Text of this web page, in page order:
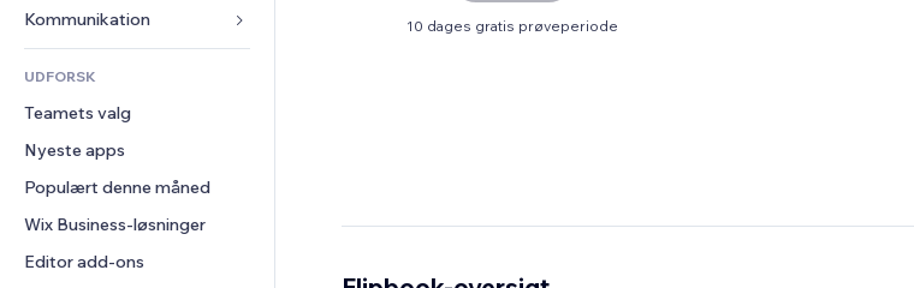
Hjemmesideregister
E-mail
Bogføring
Kuponer og loyalitet
Lagerløsninger
Restauranter
Ejendomshandel
Bookinger
Musik
Podcasts
Fotografi
Video
PDF
Fildeling
Nyheder
Kort og Navigation
Privatliv & Sikkerhed
Ur
Sideskabeloner
Billedeffekter
Knapper og menuer
Bannere og badges
Lommeregnere
Formularer
Meningsmålinger
Chat
Kommentarer
Telefon
Fællesskab
UDFORSK
Teamets valg
Nyeste apps
Populært denne måned
Wix Business-løsninger
Editor add-ons
10 dages gratis prøveperiode